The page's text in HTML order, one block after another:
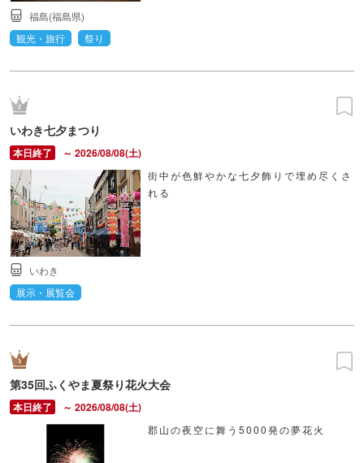
福島(福島県)
観光・旅行
祭り
いわき七夕まつり
～ 2026/08/08(土)
街中が色鮮やかな七夕飾りで埋め尽くさ
れる
いわき
展示・展覧会
第35回ふくやま夏祭り花火大会
～ 2026/08/08(土)
郡山の夜空に舞う5000発の夢花火